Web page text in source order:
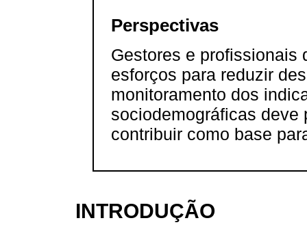
Perspectivas
Gestores e profissionais
esforços para reduzir
monitoramento dos
sociodemográficas deve
contribuir como base
INTRODUÇÃO